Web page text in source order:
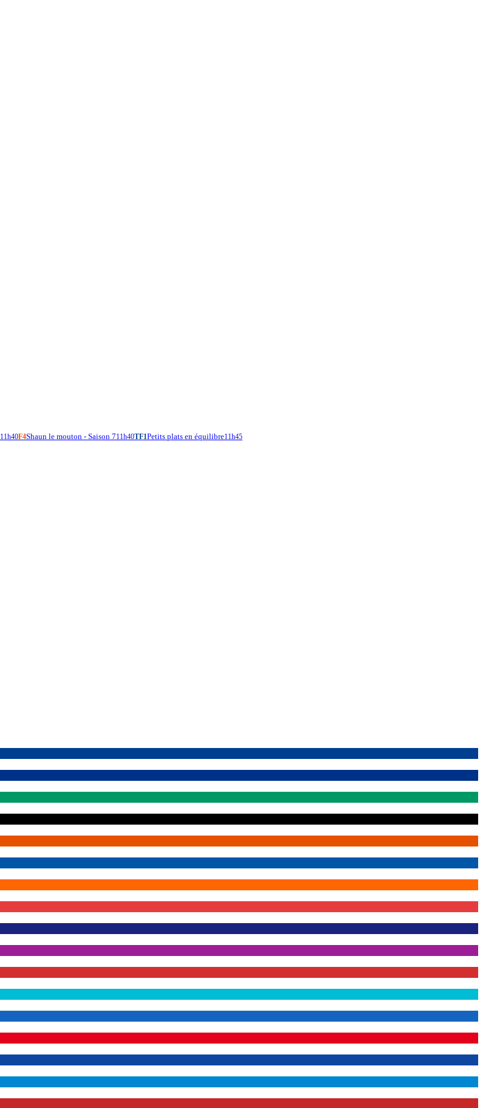
11h40F4Shaun le mouton - Saison 711h40TF1Petits plats en équilibre11h45